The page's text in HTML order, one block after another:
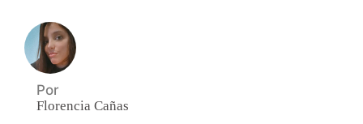
Por
Florencia Cañas